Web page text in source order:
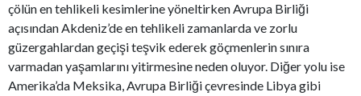
çölün en tehlikeli kesimlerine yöneltirken Avrupa Birliği
açısından Akdeniz’de en tehlikeli zamanlarda ve zorlu
güzergahlardan geçişi teşvik ederek göçmenlerin sınıra
varmadan yaşamlarını yitirmesine neden oluyor. Diğer yolu ise
Amerika’da Meksika, Avrupa Birliği çevresinde Libya gibi